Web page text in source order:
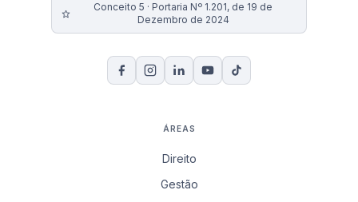
Conceito 5 · Portaria Nº 1.201, de 19 de
Dezembro de 2024
ÁREAS
Direito
Gestão